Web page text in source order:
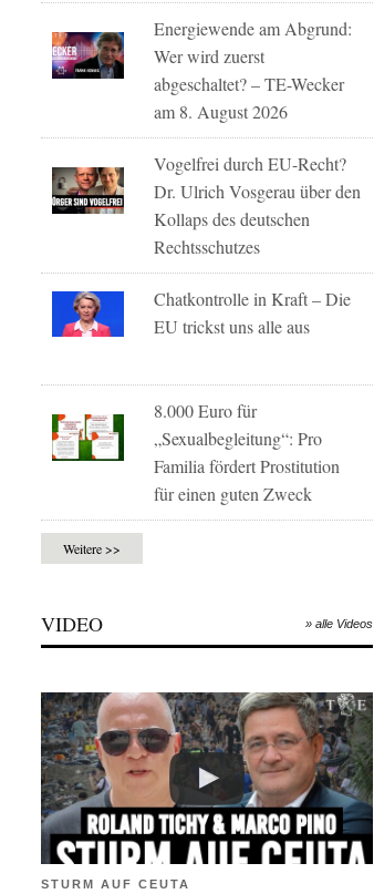
Energiewende am Abgrund:
Wer wird zuerst
abgeschaltet? – TE-Wecker
am 8. August 2026
Vogelfrei durch EU-Recht?
Dr. Ulrich Vosgerau über den
Kollaps des deutschen
Rechtsschutzes
Chatkontrolle in Kraft – Die
EU trickst uns alle aus
8.000 Euro für
„Sexualbegleitung“: Pro
Familia fördert Prostitution
für einen guten Zweck
Weitere >>
VIDEO » alle Videos
STURM AUF CEUTA